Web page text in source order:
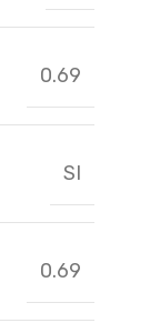
0.69
SI
0.69